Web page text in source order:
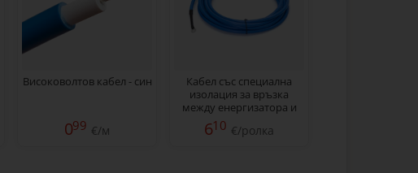
Високоволтов кабел - син
099 €/м
Кабел със специална
изолация за връзка
между енергизатора и
оградата, 5 м
610 €/ролка